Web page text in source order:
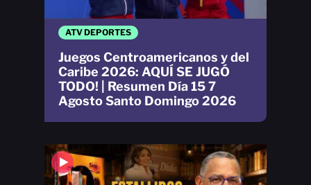
ATV DEPORTES
Juegos Centroamericanos y del
Caribe 2026: AQUÍ SE JUGÓ
TODO! | Resumen Día 15 7
Agosto Santo Domingo 2026